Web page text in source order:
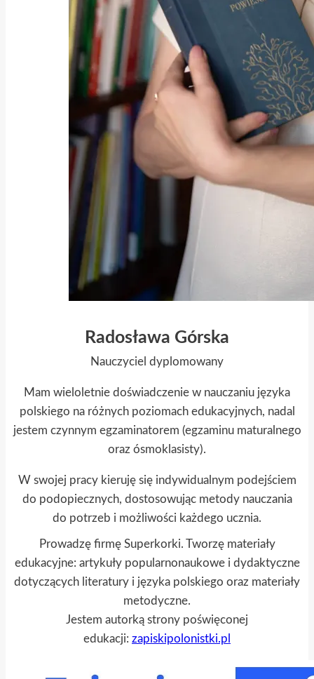
Radosława Górska
Nauczyciel dyplomowany
Mam wieloletnie doświadczenie w nauczaniu języka
polskiego na różnych poziomach edukacyjnych, nadal
jestem czynnym egzaminatorem (egzaminu maturalnego
oraz ósmoklasisty).
W swojej pracy kieruję się indywidualnym podejściem
do podopiecznych, dostosowując metody nauczania
do potrzeb i możliwości każdego ucznia.
Prowadzę firmę Superkorki. Tworzę materiały
edukacyjne: artykuły popularnonaukowe i dydaktyczne
dotyczących literatury i języka polskiego oraz materiały
metodyczne.
Jestem autorką strony poświęconej
edukacji: zapiskipolonistki.pl